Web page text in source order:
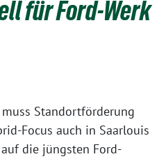
für Ford-Werk
Standortförderung
Focus auch in Saarlouis
die jüngsten Ford-